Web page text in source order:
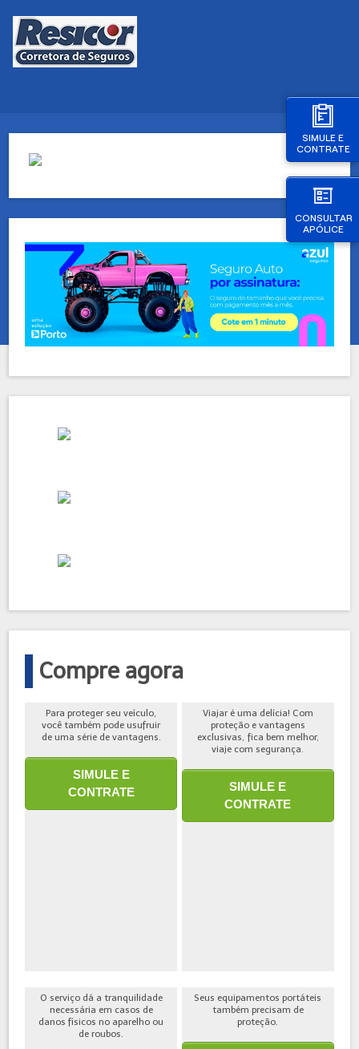
SIMULE E
CONTRATE
CONSULTAR
APÓLICE
Compre agora
Para proteger seu veículo,
você também pode usufruir
de uma série de vantagens.
SIMULE E
CONTRATE
Viajar é uma delícia! Com
proteção e vantagens
exclusivas, fica bem melhor,
viaje com segurança.
SIMULE E
CONTRATE
O serviço dá a tranquilidade
necessária em casos de
danos físicos no aparelho ou
de roubos.
Seus equipamentos portáteis
também precisam de
proteção.